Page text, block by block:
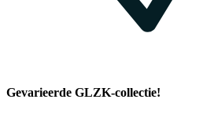
Gevarieerde GLZK-collectie!